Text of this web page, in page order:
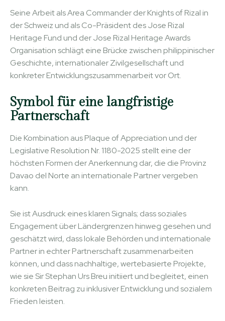
Seine Arbeit als Area Commander der Knights of Rizal in
der Schweiz und als Co-Präsident des Jose Rizal
Heritage Fund und der Jose Rizal Heritage Awards
Organisation schlägt eine Brücke zwischen philippinischer
Geschichte, internationaler Zivilgesellschaft und
konkreter Entwicklungszusammenarbeit vor Ort.
Symbol für eine langfristige
Partnerschaft
Die Kombination aus Plaque of Appreciation und der
Legislative Resolution Nr. 1180-2025 stellt eine der
höchsten Formen der Anerkennung dar, die die Provinz
Davao del Norte an internationale Partner vergeben
kann.
Sie ist Ausdruck eines klaren Signals; dass soziales
Engagement über Ländergrenzen hinweg gesehen und
geschätzt wird, dass lokale Behörden und internationale
Partner in echter Partnerschaft zusammenarbeiten
können, und dass nachhaltige, wertebasierte Projekte,
wie sie Sir Stephan Urs Breu initiiert und begleitet, einen
konkreten Beitrag zu inklusiver Entwicklung und sozialem
Frieden leisten.